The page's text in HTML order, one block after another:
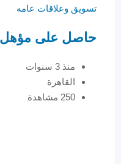
تسويق وعلاقات عامه
حاصل على
منذ 3 سنوات
القاهرة
250 مشاهدة